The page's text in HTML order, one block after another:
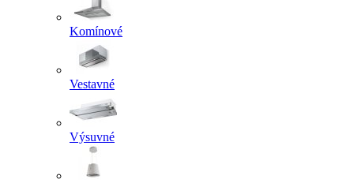
Komínové
Vestavné
Výsuvné